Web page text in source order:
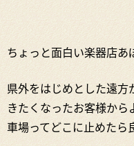
ちょっと面白い楽器店あ
県外をはじめとした遠
きたくなったお客様か
車場ってどこに止めたら